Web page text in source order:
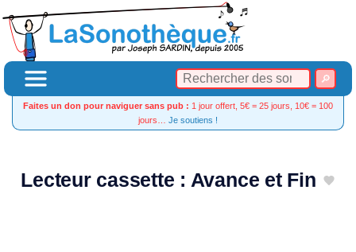
Faites un don pour naviguer sans pub : 1 jour offert, 5€ = 25 jours, 10€ = 100
jours… Je soutiens !
Lecteur cassette : Avance et Fin